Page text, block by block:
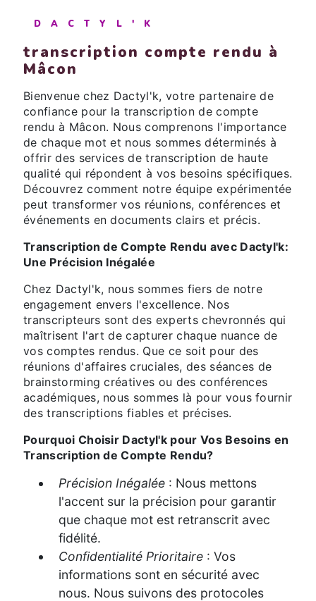
DACTYL'K
transcription compte rendu à
Mâcon
Bienvenue chez Dactyl'k, votre partenaire de
confiance pour la transcription de compte
rendu à Mâcon. Nous comprenons l'importance
de chaque mot et nous sommes déterminés à
offrir des services de transcription de haute
qualité qui répondent à vos besoins spécifiques.
Découvrez comment notre équipe expérimentée
peut transformer vos réunions, conférences et
événements en documents clairs et précis.
Transcription de Compte Rendu avec Dactyl'k:
Une Précision Inégalée
Chez Dactyl'k, nous sommes fiers de notre
engagement envers l'excellence. Nos
transcripteurs sont des experts chevronnés qui
maîtrisent l'art de capturer chaque nuance de
vos comptes rendus. Que ce soit pour des
réunions d'affaires cruciales, des séances de
brainstorming créatives ou des conférences
académiques, nous sommes là pour vous fournir
des transcriptions fiables et précises.
Pourquoi Choisir Dactyl'k pour Vos Besoins en
Transcription de Compte Rendu?
Précision Inégalée : Nous mettons
l'accent sur la précision pour garantir
que chaque mot est retranscrit avec
fidélité.
Confidentialité Prioritaire : Vos
informations sont en sécurité avec
nous. Nous suivons des protocoles